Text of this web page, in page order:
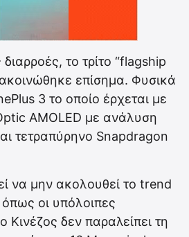
το τρίτο “flagship
επίσημα. Φυσικά
3 το οποίο έρχεται με
AMOLED με ανάλυση
τετραπύρηνο Snapdragon
να μην ακολουθεί το trend
οι υπόλοιπες
δεν παραλείπει τη